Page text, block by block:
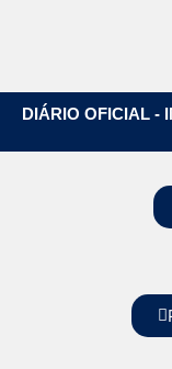
DIÁRIO OFICIAL -